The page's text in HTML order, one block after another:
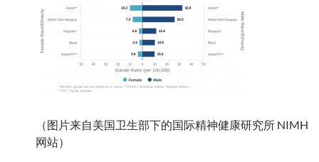
（图片来自美国卫生部下的国际精神健康研究所 NIMH
网站）